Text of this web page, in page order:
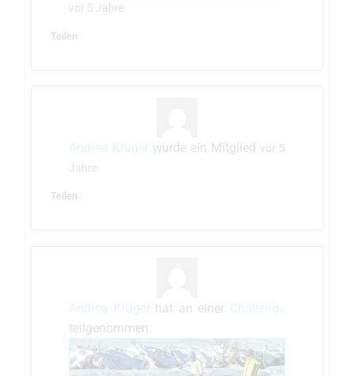
vor 5 Jahre
Teilen
Andrea Krüger wurde ein Mitglied
vor 5
Jahre
Teilen
Andrea Krügerhat an einer Challenge
teilgenommen.